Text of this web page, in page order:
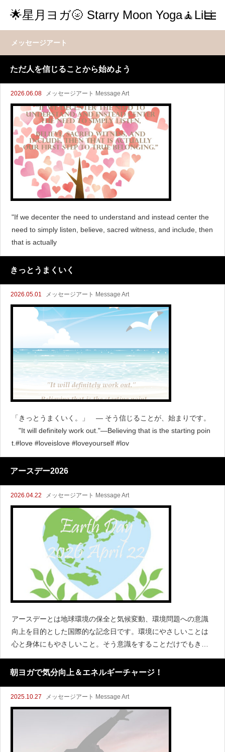
🌟星月ヨガ🌝 Starry Moon Yoga🧘LiLi
メッセージアート
ただ人を信じることから始めよう
2026.06.08 メッセージアート Message Art
"If we decenter the need to understand and instead center the
need to simply listen, believe, sacred witness, and include, then
that is actually
きっとうまくいく
2026.05.01 メッセージアート Message Art
「きっとうまくいく。」 ― そう信じることが、始まりです。
"It will definitely work out."—Believing that is the starting poin
t.#love #loveislove #loveyourself #lov
アースデー2026
2026.04.22 メッセージアート Message Art
アースデーとは地球環境の保全と気候変動、環境問題への意識
向上を目的とした国際的な記念日です。環境にやさしいことは
心と身体にもやさしいこと。そう意識をすることだけでもきっ
と私はアースデーに参加しているだと思う。地球という私たち
すべ
朝ヨガで気分向上＆エネルギーチャージ！
2025.10.27 メッセージアート Message Art